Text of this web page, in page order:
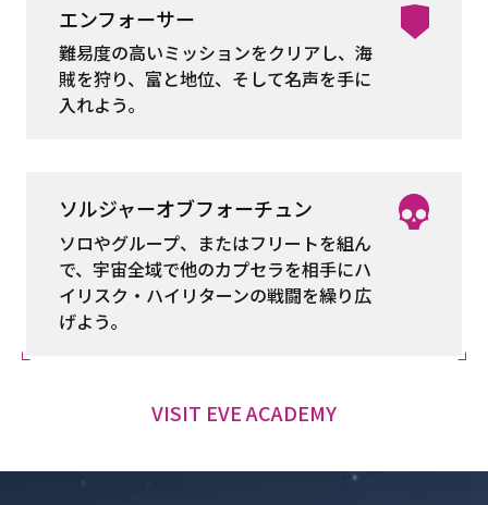
エンフォーサー
難易度の高いミッションをクリアし、海
賊を狩り、富と地位、そして名声を手に
入れよう。
ソルジャーオブフォーチュン
ソロやグループ、またはフリートを組ん
で、宇宙全域で他のカプセラを相手にハ
イリスク・ハイリターンの戦闘を繰り広
げよう。
VISIT EVE ACADEMY